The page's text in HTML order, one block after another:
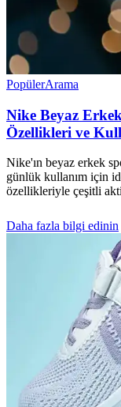
PopülerArama
Nike Beyaz
Özellikleri ve
Nike'ın beyaz erkek
günlük kullanım için
özellikleriyle çeşitli
Daha fazla bilgi edinin